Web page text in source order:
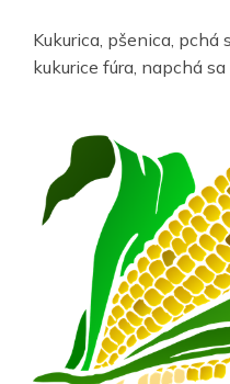
Kukurica, pšenica, pchá
kukurice fúra, napchá sa